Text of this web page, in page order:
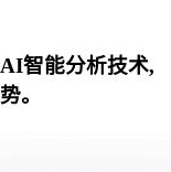
智能分析技术,
。